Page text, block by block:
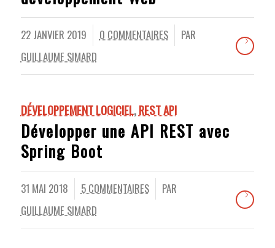
22 JANVIER 2019 0 COMMENTAIRES
/
PAR
GUILLAUME SIMARD
DÉVELOPPEMENT LOGICIEL,REST API
Développer une API REST avec
Spring Boot
31 MAI 2018 5 COMMENTAIRES
/
PAR
GUILLAUME SIMARD